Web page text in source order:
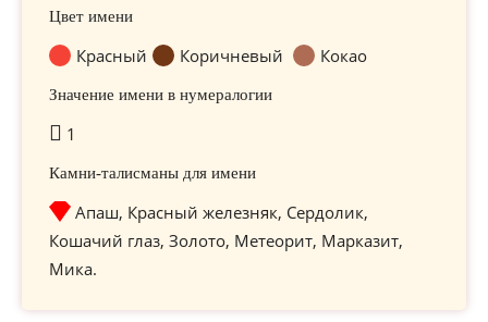
Цвет имени
Красный Коричневый Кокао
Значение имени в нумералогии
1
Камни-талисманы для имени
Апаш, Красный железняк, Сердолик,
Кошачий глаз, Золото, Метеорит, Марказит,
Мика.